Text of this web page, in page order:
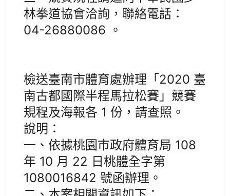
林拳道協會洽詢，聯絡電話：
04-26880086 。
檢送臺南市體育處辦理「2020 臺
南古都國際半程馬拉松賽」競賽
規程及海報各 1 份，請查照。
說明：
一、依據桃園市政府體育局 108
年 10 月 22 日桃體全字第
1080016842 號函辦理。